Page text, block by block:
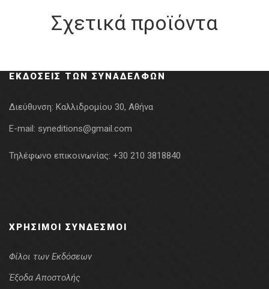
Σχετικά προϊόντα
ΕΚΔΌΣΕΙΣ ΤΩΝ ΣΥΝΑΔΈΛΦΩΝ
Διεύθυνση: Καλλιδρομίου 30, Αθήνα
E-mail: syneditions@gmail.com
Τηλέφωνο επικοινωνίας: +30 210 3818840
ΧΡΉΣΙΜΟΙ ΣΎΝΔΕΣΜΟΙ
Φίλοι των Εκδόσεων
Έξοδα Αποστολής